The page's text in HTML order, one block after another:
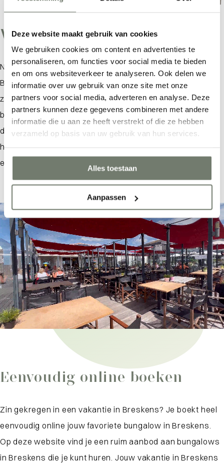
Deze website maakt gebruik van cookies
We gebruiken cookies om content en advertenties te
personaliseren, om functies voor social media te bieden
en om ons websiteverkeer te analyseren. Ook delen we
informatie over uw gebruik van onze site met onze
partners voor social media, adverteren en analyse. Deze
partners kunnen deze gegevens combineren met andere
informatie die u aan ze heeft verstrekt of die ze hebben
verzameld op basis van uw gebruik van hun services.
Alles toestaan
Aanpassen
Waar ben je naar op zoek?
Wat is er te doen in Breskens
Natuurlijk kan je lekker genieten in en om de bungalow in
Breskens, maar er is ook genoeg te doen. Dus ontdek
zeker ook de mooie brede zandstranden vlakbij jouw
bungalow. Of maakeen fietstochtmet het hele gezin
door de duinen. Bezoek ook het Visserijmuseumbij de
haven en sluit je bezoek af met een portie kibbeling op
een terras.
Eenvoudig online boeken
Zin gekregen in een vakantie in Breskens? Je boekt heel
eenvoudig online jouw favoriete bungalow in Breskens.
Op deze website vind je een ruim aanbod aan bungalows
in Breskens die je kunt huren. Jouw vakantie in Breskens